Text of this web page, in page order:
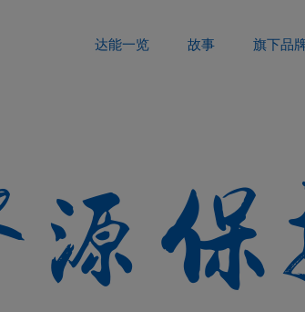
达能一览 故事 旗下品
源保